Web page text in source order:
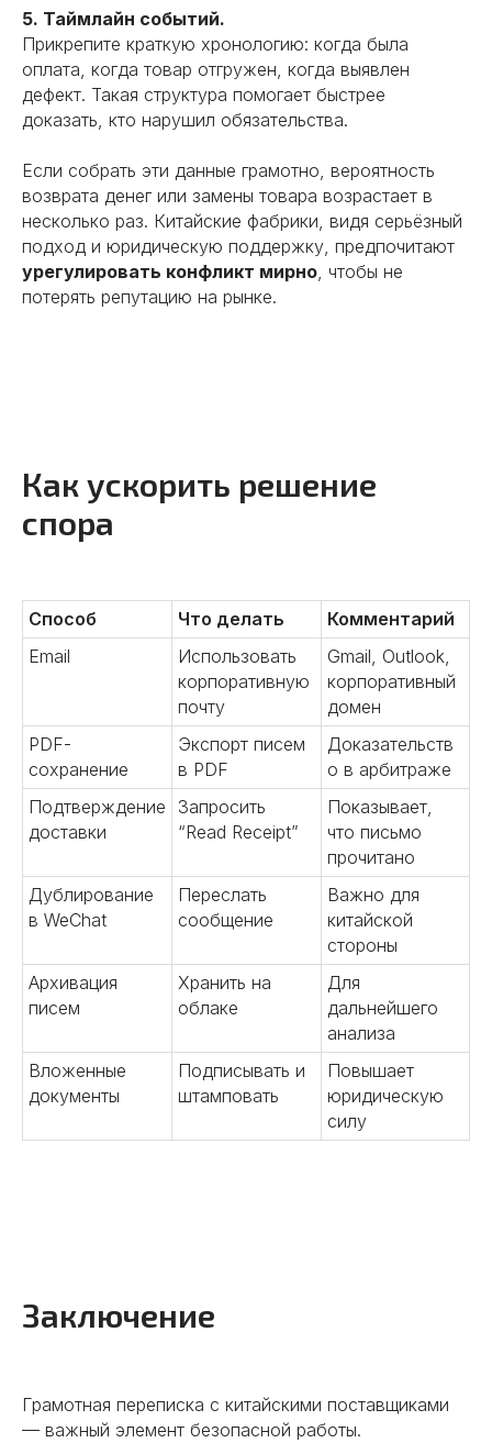
5. Таймлайн событий.
Прикрепите краткую хронологию: когда была
оплата, когда товар отгружен, когда выявлен
дефект. Такая структура помогает быстрее
доказать, кто нарушил обязательства.
Если собрать эти данные грамотно, вероятность
возврата денег или замены товара возрастает в
несколько раз. Китайские фабрики, видя серьёзный
подход и юридическую поддержку, предпочитают
урегулировать конфликт мирно, чтобы не
потерять репутацию на рынке.
Как ускорить решение
спора
Способ Что делать
Комментарий
Email
Использовать
корпоративную
почту
Gmail, Outlook,
корпоративный
домен
PDF-
сохранение
Экспорт писем
в PDF
Доказательств
о в арбитраже
Подтверждение
доставки
Запросить
“Read Receipt”
Показывает,
что письмо
прочитано
Дублирование
в WeChat
Переслать
сообщение
Важно для
китайской
стороны
Архивация
писем
Хранить на
облаке
Для
дальнейшего
анализа
Вложенные
документы
Подписывать и
штамповать
Повышает
юридическую
силу
Заключение
Грамотная переписка с китайскими поставщиками
— важный элемент безопасной работы.
Проводим проверку продукции,
Контролируем соответствие
05
Разрабатываем прототипы,
тестируем образцы,
контролируем выпуск серийной
продукции. Обеспечиваем
надежные поставки и лучшие
цены в Китае.
Заключение контракта
Улучшаем условия сделки.
Оформляем юридическое
сопровождения сделок.
Заключаем контракты от лица
Подробнее